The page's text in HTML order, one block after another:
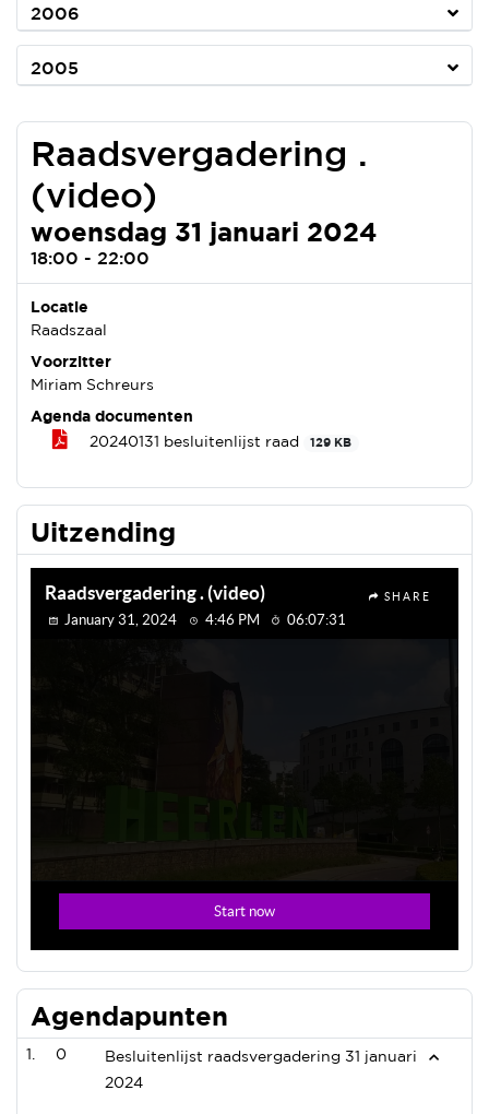
2006
2005
Raadsvergadering .
(video)
woensdag 31 januari 2024
18:00 - 22:00
Locatie
Raadszaal
Voorzitter
Miriam Schreurs
Agenda documenten
20240131 besluitenlijst raad
129 KB
Uitzending
Agendapunten
0
Besluitenlijst raadsvergadering 31 januari
2024